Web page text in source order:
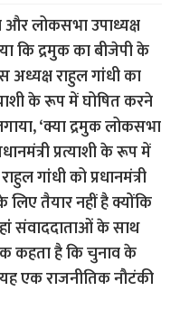
और लोकसभा उपाध्यक्ष
कि द्रमुक का बीजेपी के
राहुल गांधी का
के रूप में घोषित करने
‘क्या द्रमुक लोकसभा
प्रत्याशी के रूप में
गांधी को प्रधानमंत्री
लिए तैयार नहीं है क्योंकि
संवाददाताओं के साथ
कहता है कि चुनाव के
यह एक राजनीतिक नौटंकी